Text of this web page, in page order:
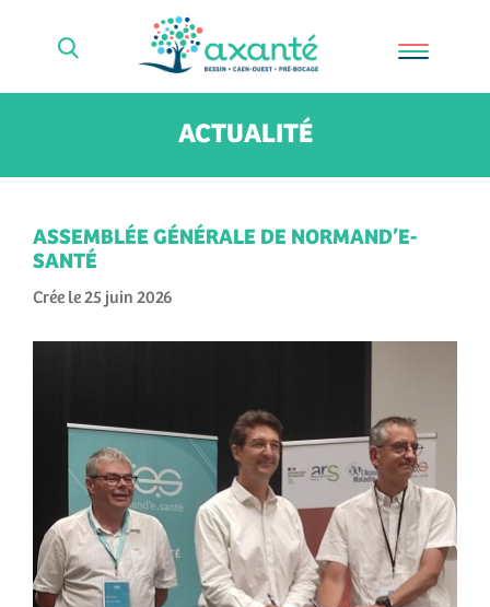
ACTUALITÉ
ASSEMBLÉE GÉNÉRALE DE NORMAND’E-
SANTÉ
Crée le 25 juin 2026